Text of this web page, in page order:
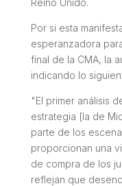
Por si esta
esperanzadora
final de la CMA, la
indicando lo
"El primer análisis
estrategia [la de
parte de los
proporcionan una
de compra de los
reflejan que